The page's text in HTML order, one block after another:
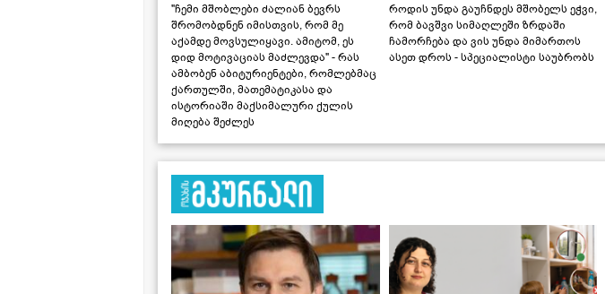
"ჩემი მშობლები ძალიან ბევრს
შრომობდნენ იმისთვის, რომ მე
აქამდე მოვსულიყავი. ამიტომ, ეს
დიდ მოტივაციას მაძლევდა" - რას
ამბობენ აბიტურიენტები, რომლებმაც
ქართულში, მათემატიკასა და
ისტორიაში მაქსიმალური ქულის
მიღება შეძლეს
როდის უნდა გაუჩნდეს მშობელს ეჭვი,
რომ ბავშვი სიმაღლეში ზრდაში
ჩამორჩება და ვის უნდა მიმართოს
ასეთ დროს - სპეციალისტი საუბრობს